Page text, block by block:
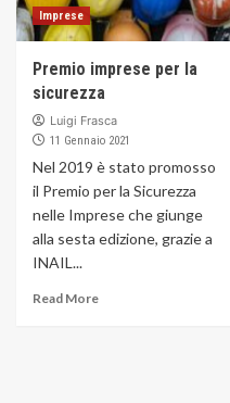
Imprese
Premio imprese per la
sicurezza
Luigi Frasca
11 Gennaio 2021
Nel 2019 è stato promosso
il Premio per la Sicurezza
nelle Imprese che giunge
alla sesta edizione, grazie a
INAIL...
Read More